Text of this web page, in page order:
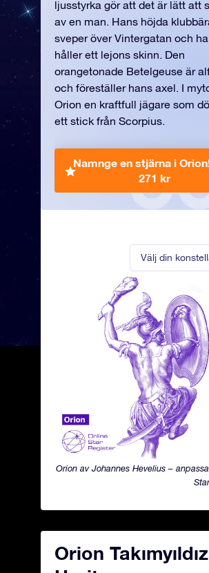
Välj din
Orion av Johannes Hevelius –
ljusstyrka gör att det är lätt att
av en man. Hans höjda
sveper över Vintergatan och
håller ett lejons skinn. Den
orangetonade Betelgeuse är
och föreställer hans axel. I
Orion en kraftfull jägare som
ett stick från Scorpius.
Namnge en stjärna i
271 kr
Orion